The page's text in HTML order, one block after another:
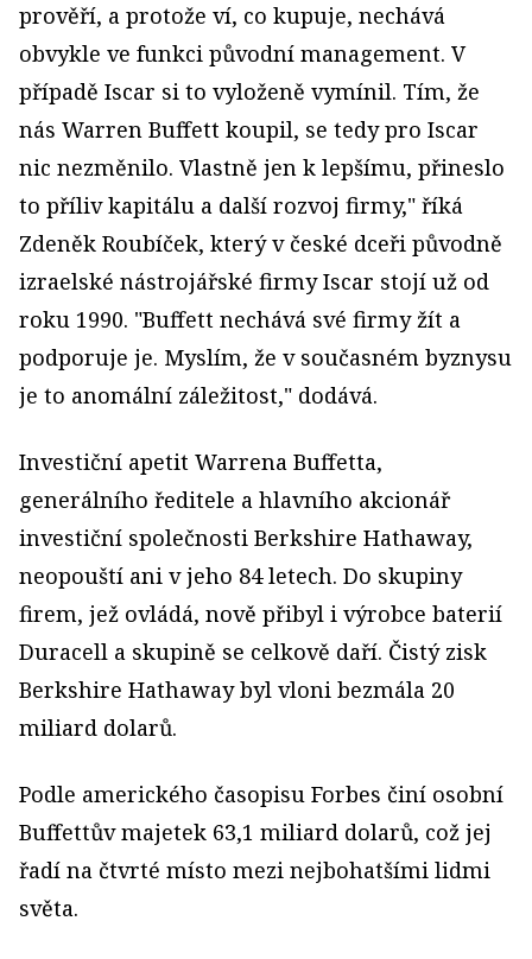
prověří, a protože ví, co kupuje, nechává
obvykle ve funkci původní management. V
případě Iscar si to vyloženě vymínil. Tím, že
nás Warren Buffett koupil, se tedy pro Iscar
nic nezměnilo. Vlastně jen k lepšímu, přineslo
to příliv kapitálu a další rozvoj firmy," říká
Zdeněk Roubíček, který v české dceři původně
izraelské nástrojářské firmy Iscar stojí už od
roku 1990. "Buffett nechává své firmy žít a
podporuje je. Myslím, že v současném byznysu
je to anomální záležitost," dodává.
Investiční apetit Warrena Buffetta,
generálního ředitele a hlavního akcionář
investiční společnosti Berkshire Hathaway,
neopouští ani v jeho 84 letech. Do skupiny
firem, jež ovládá, nově přibyl i výrobce baterií
Duracell a skupině se celkově daří. Čistý zisk
Berkshire Hathaway byl vloni bezmála 20
miliard dolarů.
Podle amerického časopisu Forbes činí osobní
Buffettův majetek 63,1 miliard dolarů, což jej
řadí na čtvrté místo mezi nejbohatšími lidmi
světa.